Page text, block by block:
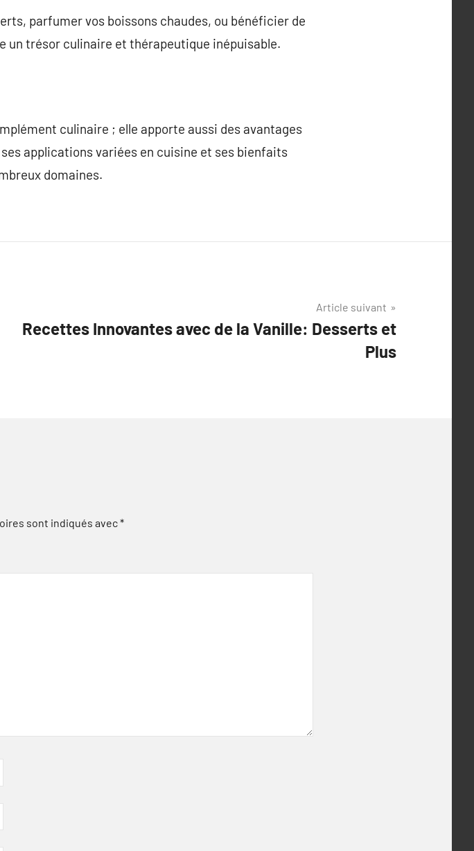
parfumer vos boissons chaudes, ou bénéficier de
un trésor culinaire et thérapeutique inépuisable.
culinaire ; elle apporte aussi des avantages
applications variées en cuisine et ses bienfaits
domaines.
Article suivant
Recettes Innovantes avec de la Vanille: Desserts et
Plus
sont indiqués avec*